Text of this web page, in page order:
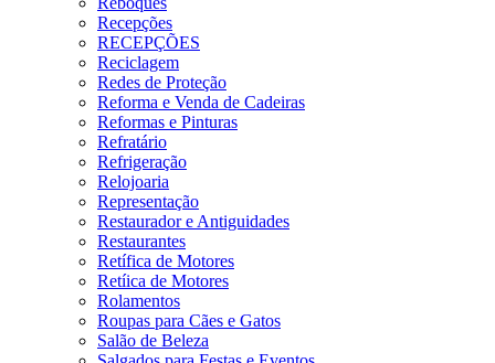
Recepções
RECEPÇÕES
Reciclagem
Redes de Proteção
Reforma e Venda de Cadeiras
Reformas e Pinturas
Refratário
Refrigeração
Relojoaria
Representação
Restaurador e Antiguidades
Restaurantes
Retífica de Motores
Retíica de Motores
Rolamentos
Roupas para Cães e Gatos
Salão de Beleza